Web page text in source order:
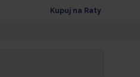
Kupuj na Raty